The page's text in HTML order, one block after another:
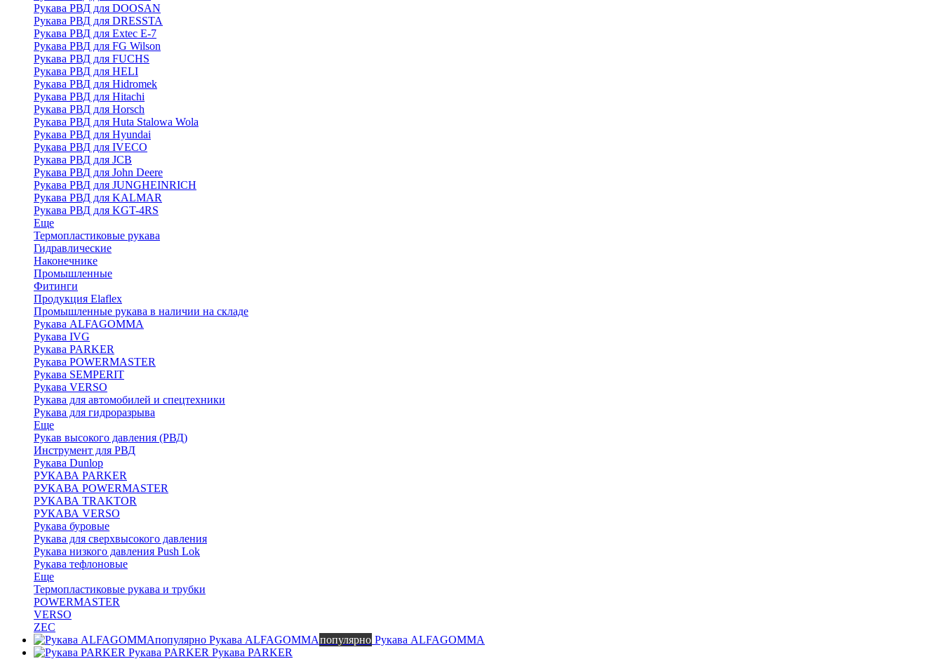
Рукава РВД для DOOSAN
Рукава РВД для DRESSTA
Рукава РВД для Extec E-7
Рукава РВД для FG Wilson
Рукава РВД для FUCHS
Рукава РВД для HELI
Рукава РВД для Hidromek
Рукава РВД для Hitachi
Рукава РВД для Horsch
Рукава РВД для Huta Stalowa Wola
Рукава РВД для Hyundai
Рукава РВД для IVECO
Рукава РВД для JCB
Рукава РВД для John Deere
Рукава РВД для JUNGHEINRICH
Рукава РВД для KALMAR
Рукава РВД для KGT-4RS
Еще
Термопластиковые рукава
Гидравлические
Наконечнике
Промышленные
Фитинги
Продукция Elaflex
Промышленные рукава в наличии на складе
Рукава ALFAGOMMA
Рукава IVG
Рукава PARKER
Рукава POWERMASTER
Рукава SEMPERIT
Рукава VERSO
Рукава для автомобилей и спецтехники
Рукава для гидроразрыва
Еще
Рукав высокого давления (РВД)
Инструмент для РВД
Рукава Dunlop
РУКАВА PARKER
РУКАВА POWERMASTER
РУКАВА TRAKTOR
РУКАВА VERSO
Рукава буровые
Рукава для сверхвысокого давления
Рукава низкого давления Push Lok
Рукава тефлоновые
Еще
Термопластиковые рукава и трубки
POWERMASTER
VERSO
ZEC
Рукава ALFAGOMMAпопулярно Рукава ALFAGOMMA
Рукава PARKER Рукава PARKER